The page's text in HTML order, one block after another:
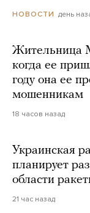
НОВОСТИ день
Жительница
когда ее
году она ее
мошенникам
18 часов назад
Украинская
планирует
области
21 час назад